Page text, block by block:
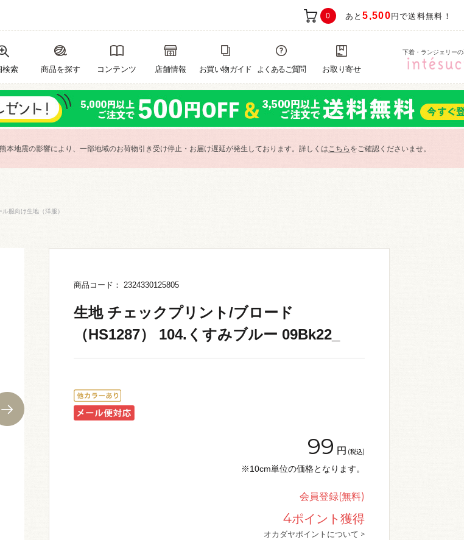
0 あと5,500 円で送料無料！
検索 商品を探す コンテンツ 店舗情報 お買い物ガイド よくあるご質問 お取り寄せ
下着・ランジェリー
熊本地震の影響により、一部地域のお荷物引き受け停止・お届け遅延が発生しております。詳しくはこちら をご確認くださいませ。
ル服向け生地（洋服）
商品コード： 2324330125805
生地 チェックプリント/ブロード
（HS1287） 104.くすみブルー 09Bk22_
99 円 (税込)
※10cm単位の価格となります。
会員登録(無料)
4ポイント獲得
オカダヤポイントについて >